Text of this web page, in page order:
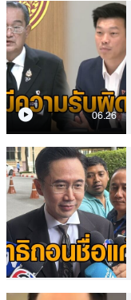
06.26